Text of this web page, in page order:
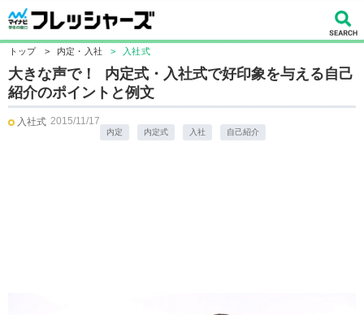
トップ > 内定・入社 > 入社式
大きな声で！ 内定式・入社式で好印象を与える自己
紹介のポイントと例文
入社式 2015/11/17
内定 内定式 入社 自己紹介